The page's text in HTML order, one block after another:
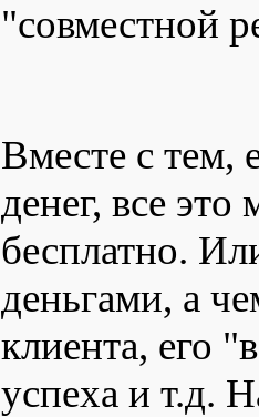
"совместной
Вместе с тем,
денег, все
бесплатно.
деньгами, а
клиента, его
успеха и т.д.